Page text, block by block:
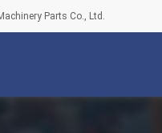
Parts Co., Ltd.